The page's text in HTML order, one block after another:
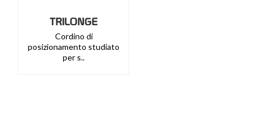
TRILONGE
Cordino di
posizionamento studiato
per s..